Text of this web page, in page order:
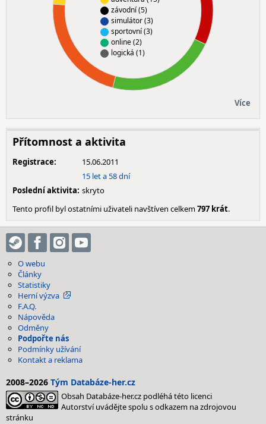
závodní (5)
simulátor (3)
sportovní (3)
online (2)
logická (1)
Více
Přítomnost a aktivita
Registrace:
15.06.2011
15 let a 58 dní
Poslední aktivita: skryto
Tento profil byl ostatními uživateli navštíven celkem797 krát.
O webu
Články
Statistiky
Herní výzva
F.A.Q.
Nápověda
Odměny
Podpořte nás
Podmínky užívání
Kontakt a reklama
2008–2026 Tým Databáze-her.cz
Obsah Databáze-her.cz podléhá této licenci
Autorství uvádějte spolu s odkazem na zdrojovou
stránku